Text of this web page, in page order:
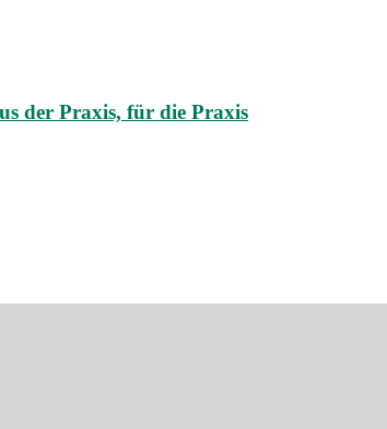
der Praxis, für die Praxis